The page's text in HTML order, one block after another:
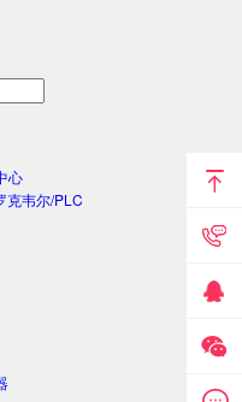
心
克韦尔/PLC